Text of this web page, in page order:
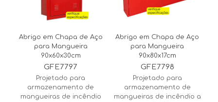
Abrigo em Chapa de Aço
para Mangueira
90x60x30cm
GFE7797
Projetado para
armazenamento de
mangueiras de incêndio
Abrigo em Chapa de Aço
para Mangueira
90x80x17cm
GFE7798
Projetado para
armazenamento de
mangueiras de incêndio a